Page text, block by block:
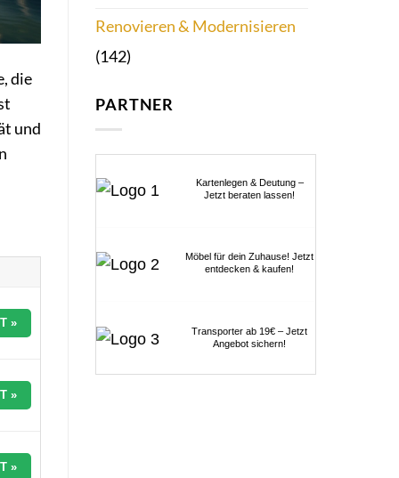
die
und
»
»
»
Renovieren & Modernisieren
(142)
PARTNER
Kartenlegen & Deutung –
Jetzt beraten lassen!
Möbel für dein Zuhause! Jetzt
entdecken & kaufen!
Transporter ab 19€ – Jetzt
Angebot sichern!